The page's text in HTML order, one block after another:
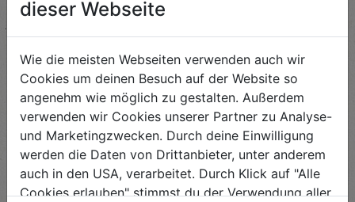
Hasenschwänzchen mit etwas Sesam, Leinsamen
oder Mohn bestreuen. Zwei schwarze Pfefferkörner
eignen sich zudem als Augen. Schnittlauchhalme
(nach dem Backen) bilden die perfekten
Schnurrhaare.
dieser Webseite
Wie die meisten Webseiten verwenden auch wir
Cookies um deinen Besuch auf der Website so
angenehm wie möglich zu gestalten. Außerdem
verwenden wir Cookies unserer Partner zu Analyse-
und Marketingzwecken. Durch deine Einwilligung
werden die Daten von Drittanbieter, unter anderem
auch in den USA, verarbeitet. Durch Klick auf "Alle
Cookies erlauben" stimmst du der Verwendung aller